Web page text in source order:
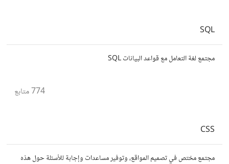
SQL
مجتمع لغة التعامل مع قواعد البيانات SQL
774متابع
CSS
مجتمع مختص في تصميم المواقع، وتوفير مساعدات وإجابة للأسئلة حول هذه